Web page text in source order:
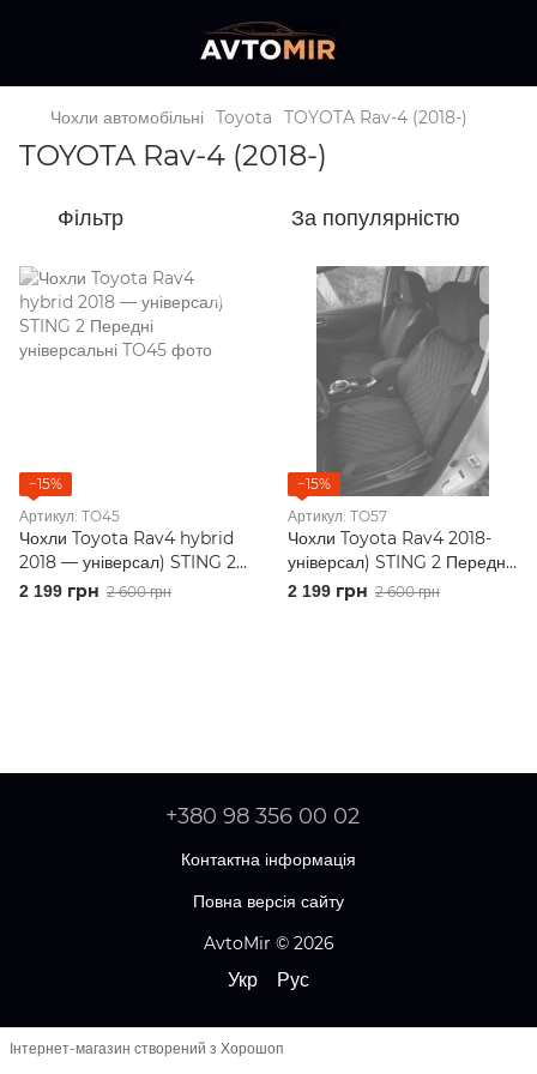
Чохли автомобільні Toyota TOYOTA Rav-4 (2018-)
TOYOTA Rav-4 (2018-)
Фільтр За популярністю
−15%
Артикул: TO45
Чохли Toyota Rav4 hybrid
2018 — універсал) STING 2
Передні універсальні
2 199 грн 2 600 грн
−15%
Артикул: TO57
Чохли Toyota Rav4 2018-
універсал) STING 2 Передні
універсальні
2 199 грн 2 600 грн
+380 98 356 00 02
Контактна інформація
Повна версія сайту
AvtoMir © 2026
Укр Рус
Інтернет-магазин створений з Хорошоп